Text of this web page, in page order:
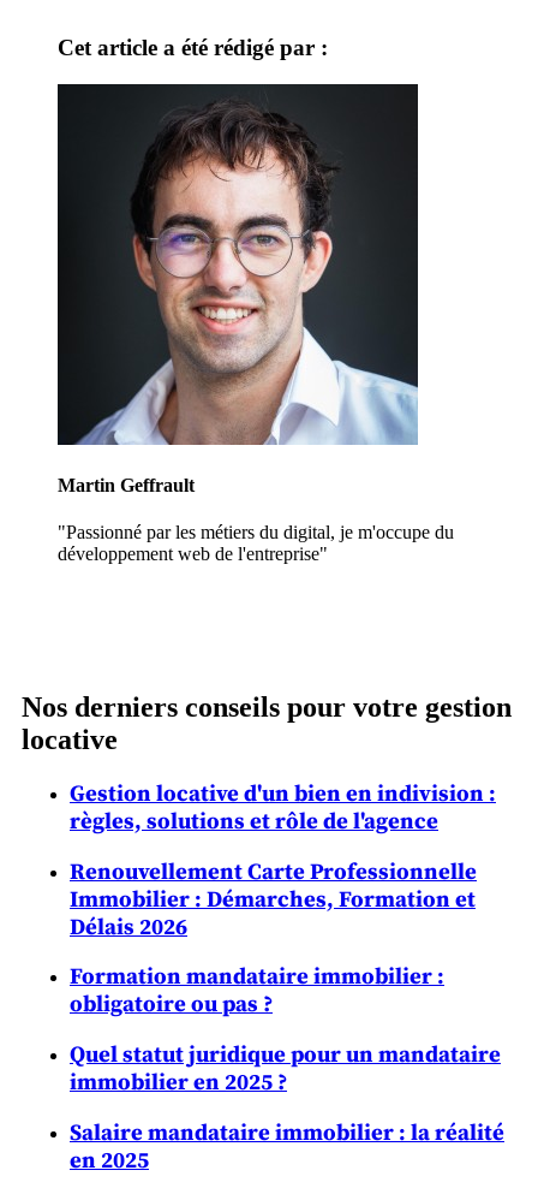
Cet article a été rédigé par :
Martin Geffrault
"Passionné par les métiers du digital, je m'occupe du
développement web de l'entreprise"
Nos derniers conseils pour votre gestion
locative
Gestion locative d'un bien en indivision :
règles, solutions et rôle de l'agence
Renouvellement Carte Professionnelle
Immobilier : Démarches, Formation et
Délais 2026
Formation mandataire immobilier :
obligatoire ou pas ?
Quel statut juridique pour un mandataire
immobilier en 2025 ?
Salaire mandataire immobilier : la réalité
en 2025